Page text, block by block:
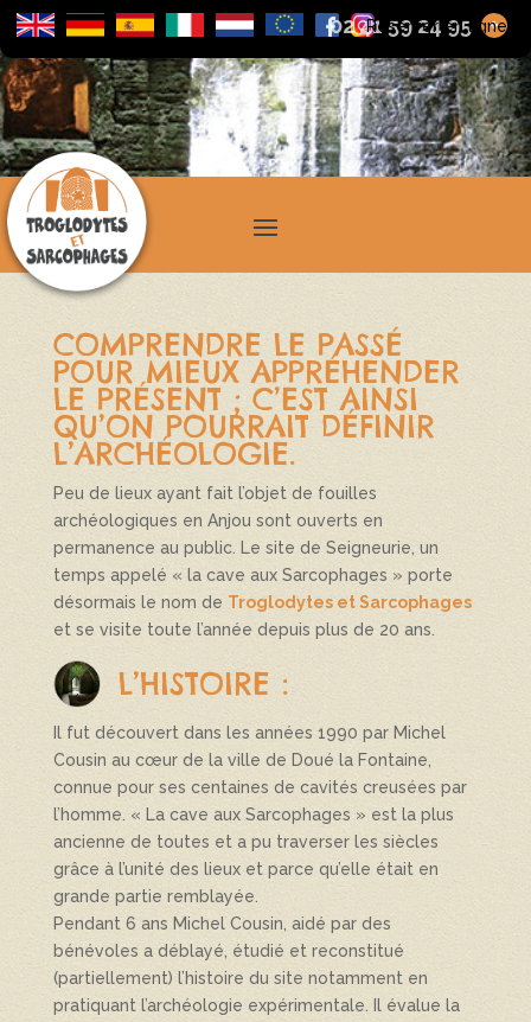
02 41 59 24 95 +
Réserver en ligne
COMPRENDRE LE PASSÉ
POUR MIEUX APPRÉHENDER
LE PRÉSENT ; C’EST AINSI
QU’ON POURRAIT DÉFINIR
L’ARCHÉOLOGIE.
Peu de lieux ayant fait l’objet de fouilles
archéologiques en Anjou sont ouverts en
permanence au public. Le site de Seigneurie, un
temps appelé « la cave aux Sarcophages » porte
désormais le nom de Troglodytes et Sarcophages
et se visite toute l’année depuis plus de 20 ans.
L’HISTOIRE :
Il fut découvert dans les années 1990 par Michel
Cousin au cœur de la ville de Doué la Fontaine,
connue pour ses centaines de cavités creusées par
l’homme. « La cave aux Sarcophages » est la plus
ancienne de toutes et a pu traverser les siècles
grâce à l’unité des lieux et parce qu’elle était en
grande partie remblayée.
Pendant 6 ans Michel Cousin, aidé par des
bénévoles a déblayé, étudié et reconstitué
(partiellement) l’histoire du site notamment en
pratiquant l’archéologie expérimentale. Il évalue la